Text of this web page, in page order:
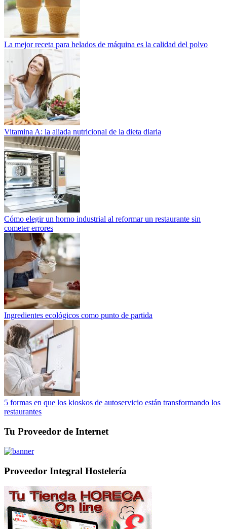
La mejor receta para helados de máquina es la calidad del polvo
Vitamina A: la aliada nutricional de la dieta diaria
Cómo elegir un horno industrial al reformar un restaurante sin
cometer errores
Ingredientes ecológicos como punto de partida
5 formas en que los kioskos de autoservicio están transformando los
restaurantes
Tu Proveedor de Internet
Proveedor Integral Hostelería